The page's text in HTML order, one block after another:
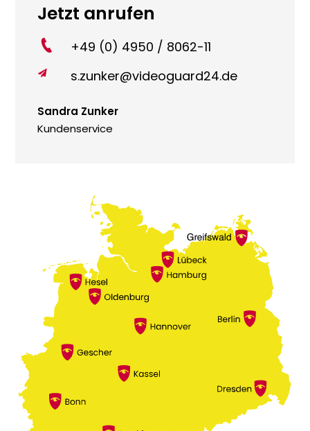
Jetzt anrufen
+49 (0) 4950 / 8062-11
 s.zunker@videoguard24.de
Sandra Zunker
Kundenservice